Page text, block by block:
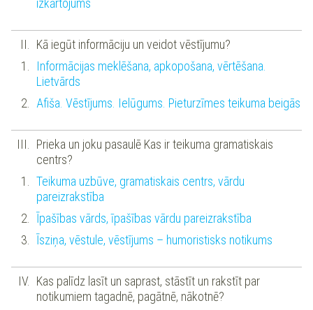
izkārtojums
Kā iegūt informāciju un veidot vēstījumu?
Informācijas meklēšana, apkopošana, vērtēšana.
Lietvārds
Afiša. Vēstījums. Ielūgums. Pieturzīmes teikuma beigās
Prieka un joku pasaulē Kas ir teikuma gramatiskais
centrs?
Teikuma uzbūve, gramatiskais centrs, vārdu
pareizrakstība
Īpašības vārds, īpašības vārdu pareizrakstība
Īsziņa, vēstule, vēstījums – humoristisks notikums
Kas palīdz lasīt un saprast, stāstīt un rakstīt par
notikumiem tagadnē, pagātnē, nākotnē?